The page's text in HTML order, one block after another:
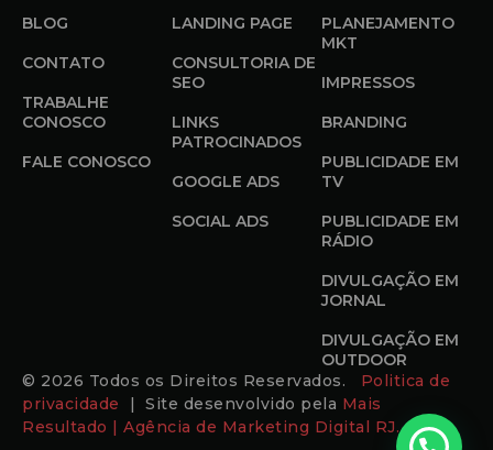
BLOG
CONTATO
TRABALHE
CONOSCO
FALE CONOSCO
LANDING PAGE
CONSULTORIA DE
SEO
LINKS
PATROCINADOS
GOOGLE ADS
SOCIAL ADS
PLANEJAMENTO
MKT
IMPRESSOS
BRANDING
PUBLICIDADE EM
TV
PUBLICIDADE EM
RÁDIO
DIVULGAÇÃO EM
JORNAL
DIVULGAÇÃO EM
OUTDOOR
© 2026 Todos os Direitos Reservados. Politica de
privacidade
| Site desenvolvido pela Mais
Resultado | Agência de Marketing Digital RJ.